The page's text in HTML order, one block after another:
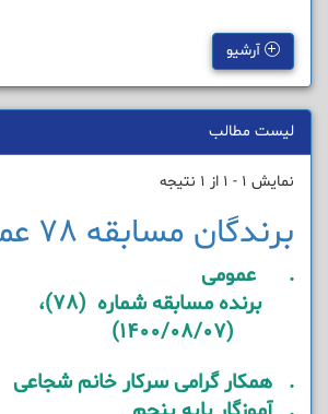
آرشیو
لیست مطالب
نمایش 1 - 1 از 1 نتیجه
برندگان مسابقه 78 عمومی
. عمومی
برنده مسابقه شماره (78)،
(1400/08/07)
. همکار گرامی سرکار خانم شجاعی